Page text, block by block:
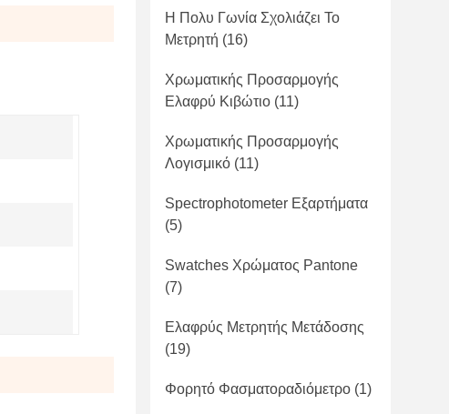
Η Πολυ Γωνία Σχολιάζει Το
Μετρητή (16)
Χρωματικής Προσαρμογής
Ελαφρύ Κιβώτιο (11)
Χρωματικής Προσαρμογής
Λογισμικό (11)
Spectrophotometer Εξαρτήματα
(5)
Swatches Χρώματος Pantone
(7)
Ελαφρύς Μετρητής Μετάδοσης
(19)
Φορητό Φασματοραδιόμετρο (1)